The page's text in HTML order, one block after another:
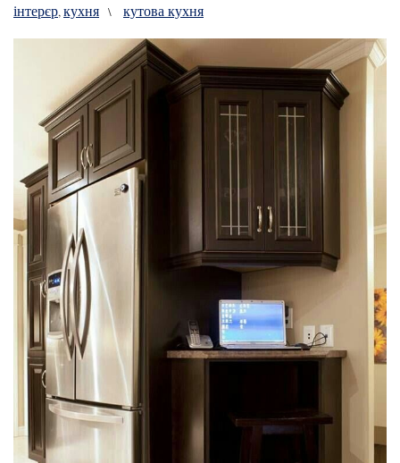
інтерєр,кухня \ кутова кухня